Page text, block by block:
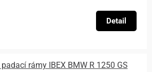
Detail
rámy IBEX BMW R 1250 GS